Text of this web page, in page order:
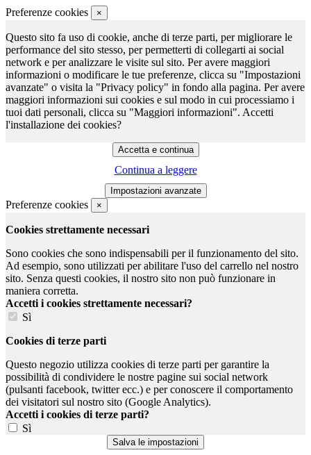
Preferenze cookies ×
Questo sito fa uso di cookie, anche di terze parti, per migliorare le
performance del sito stesso, per permetterti di collegarti ai social
network e per analizzare le visite sul sito. Per avere maggiori
informazioni o modificare le tue preferenze, clicca su "Impostazioni
avanzate" o visita la "Privacy policy" in fondo alla pagina. Per avere
maggiori informazioni sui cookies e sul modo in cui processiamo i
tuoi dati personali, clicca su "Maggiori informazioni". Accetti
l'installazione dei cookies?
Continua a leggere
Preferenze cookies ×
Cookies strettamente necessari
Sono cookies che sono indispensabili per il funzionamento del sito.
Ad esempio, sono utilizzati per abilitare l'uso del carrello nel nostro
sito. Senza questi cookies, il nostro sito non può funzionare in
maniera corretta.
Accetti i cookies strettamente necessari?
Sì
Cookies di terze parti
Questo negozio utilizza cookies di terze parti per garantire la
possibilità di condividere le nostre pagine sui social network
(pulsanti facebook, twitter ecc.) e per conoscere il comportamento
dei visitatori sul nostro sito (Google Analytics).
Accetti i cookies di terze parti?
Sì